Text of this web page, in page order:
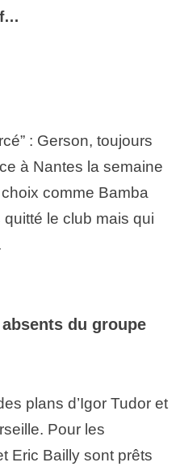
: Gerson, toujours
à Nantes la semaine
comme Bamba
quitté le club mais qui
du groupe
plans d’Igor Tudor et
Pour les
Eric Bailly sont prêts